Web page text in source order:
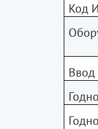
Код
Ввод